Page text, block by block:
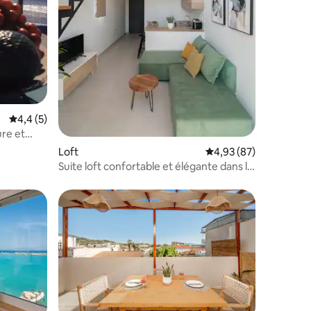
Évaluation moyenne sur la base de 5 commentaires : 4,4 sur 5
4,4 (5)
et
Loft Évaluation moyenne
4,93 (87)
Suite loft confortable et élégante dans le